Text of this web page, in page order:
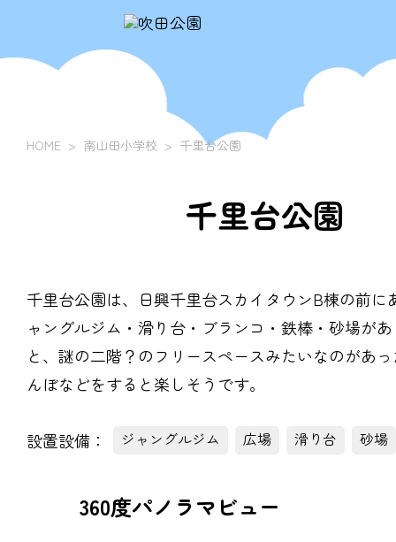
HOME 南山田小学校 千里台公園
千里台公園
千里台公園は、日興千里台スカイタウンB棟の前に
ャングルジム・滑り台・ブランコ・鉄棒・砂場が
と、謎の二階？のフリースペースみたいなのがあ
んぼなどをすると楽しそうです。
設置設備： ジャングルジム 広場 滑り台 砂場
360度パノラマビュー